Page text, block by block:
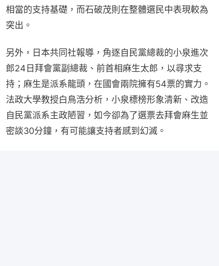
相當的支持基礎，而石破茂則在整體選民中表現較為
突出。
另外，日本共同社報導，角逐自民黨總裁的小泉進次
郎24日拜會黨副總裁、前首相麻生太郎，以尋求支
持；麻生是派系龍頭，在國會兩院擁有54票的實力。
法政大學教授白鳥浩分析，小泉標榜形象清新、改造
自民黨派系主政陋習，如今卻為了選票去拜會麻生並
密談30分鐘，有可能讓支持者感到幻滅。